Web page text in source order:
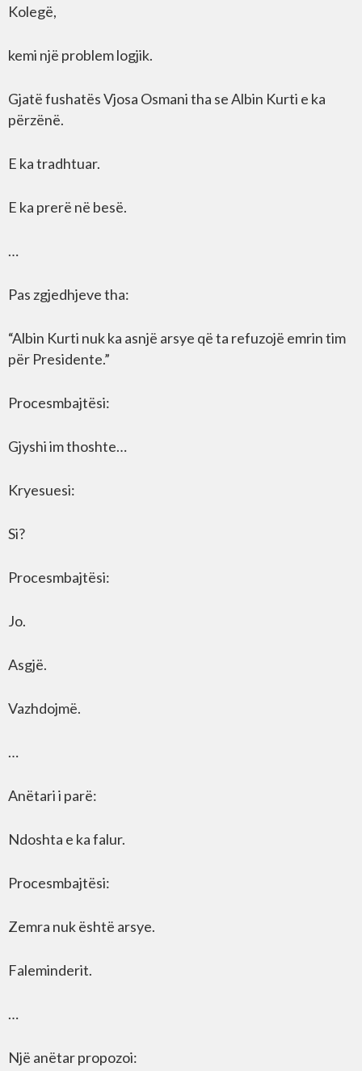
Kolegë,
kemi një problem logjik.
Gjatë fushatës Vjosa Osmani tha se Albin Kurti e ka
përzënë.
E ka tradhtuar.
E ka prerë në besë.
…
Pas zgjedhjeve tha:
“Albin Kurti nuk ka asnjë arsye që ta refuzojë emrin tim
për Presidente.”
Procesmbajtësi:
Gjyshi im thoshte…
Kryesuesi:
Si?
Procesmbajtësi:
Jo.
Asgjë.
Vazhdojmë.
…
Anëtari i parë:
Ndoshta e ka falur.
Procesmbajtësi:
Zemra nuk është arsye.
Faleminderit.
…
Një anëtar propozoi: